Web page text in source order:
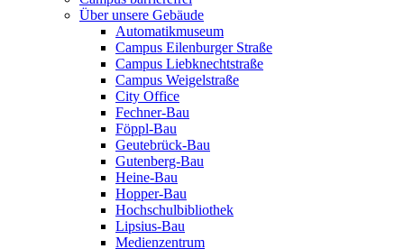
Über unsere Gebäude
Automatikmuseum
Campus Eilenburger Straße
Campus Liebknechtstraße
Campus Weigelstraße
City Office
Fechner-Bau
Föppl-Bau
Geutebrück-Bau
Gutenberg-Bau
Heine-Bau
Hopper-Bau
Hochschulbibliothek
Lipsius-Bau
Medienzentrum